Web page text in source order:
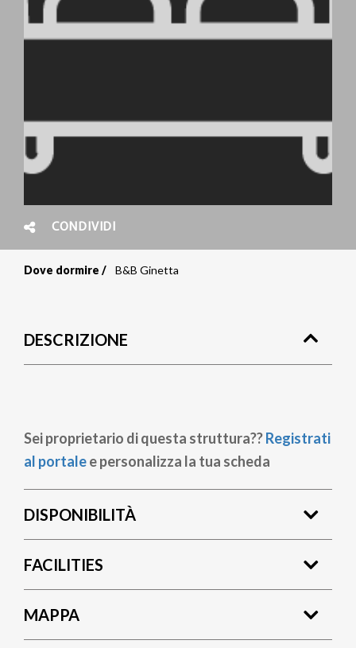
CONDIVIDI
pane
Dove dormire B&B Ginetta
DESCRIZIONE
Sei proprietario di questa struttura??Registrati
al portalee personalizza la tua scheda
DISPONIBILITÀ
FACILITIES
MAPPA